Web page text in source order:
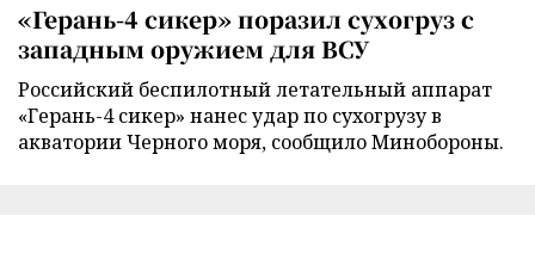
«Герань-4 сикер» поразил сухогруз с
западным оружием для ВСУ
Российский беспилотный летательный аппарат
«Герань-4 сикер» нанес удар по сухогрузу в
акватории Черного моря, сообщило Минобороны.